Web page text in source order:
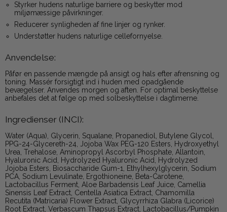
Styrker hudens naturlige barriere og beskytter mod
miljømæssige påvirkninger.
Reducerer synligheden af fine linjer og rynker.
Understøtter hudens naturlige cellefornyelse.
Anvendelse:
Påfør en passende mængde på ansigt og hals efter afrensning og
toning. Massér forsigtigt ind i huden med opadgående
bevægelser. Anvendes morgen og aften. For optimal beskyttelse
anbefales det at følge op med solbeskyttelse i dagtimerne.
Ingredienser (INCI):
Water (Aqua), Glycerin, Squalane, Propanediol, Butylene Glycol,
PPG-24-Glycereth-24, Jojoba Wax PEG-120 Esters, Hydroxyethyl
Urea, Trehalose, Aminopropyl Ascorbyl Phosphate, Allantoin,
Hyaluronic Acid, Hydrolyzed Hyaluronic Acid, Hydrolyzed
Jojoba Esters, Biosaccharide Gum-1, Ethylhexylglycerin, Sodium
PCA, Sodium Levulinate, Ergothioneine, Beta-Carotene,
Lactobacillus Ferment, Aloe Barbadensis Leaf Juice, Camellia
Sinensis Leaf Extract, Centella Asiatica Extract, Chamomilla
Recutita (Matricaria) Flower Extract, Glycyrrhiza Glabra (Licorice)
Root Extract, Verbascum Thapsus Extract, Lactobacillus/Pumpkin